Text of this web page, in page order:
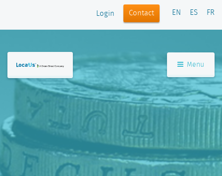
Login Contact EN ES FR
Menu